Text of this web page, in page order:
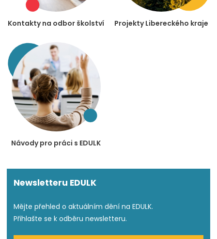
Kontakty na odbor školství Projekty Libereckého kraje
Návody pro práci s EDULK
Newsletteru EDULK
Mějte přehled o aktuálním dění na EDULK.
Přihlašte se k odběru newsletteru.